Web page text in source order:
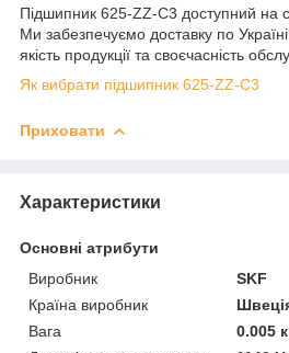
Підшипник 625-ZZ-C3 доступний на
Ми забезпечуємо доставку по
якість продукції та своєчасність
Як вибрати підшипник 625-ZZ-C3
Приховати
Характеристики
Основні атрибути
Виробник
SKF
Країна виробник
Вага
0.005